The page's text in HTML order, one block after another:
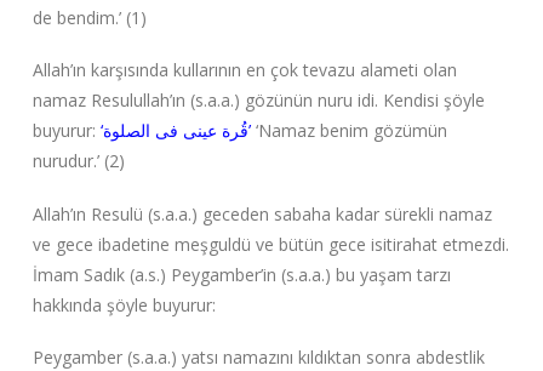
de bendim.’ (1)
Allah’ın karşısında kullarının en çok tevazu alameti olan
namaz Resulullah’ın (s.a.a.) gözünün nuru idi. Kendisi şöyle
buyurur:
‘قُرة عينى فى الصلوة’‘Namaz benim gözümün
nurudur.’ (2)
Allah’ın Resulü (s.a.a.) geceden sabaha kadar sürekli namaz
ve gece ibadetine meşguldü ve bütün gece isitirahat etmezdi.
İmam Sadık (a.s.) Peygamber’in (s.a.a.) bu yaşam tarzı
hakkında şöyle buyurur:
Peygamber (s.a.a.) yatsı namazını kıldıktan sonra abdestlik